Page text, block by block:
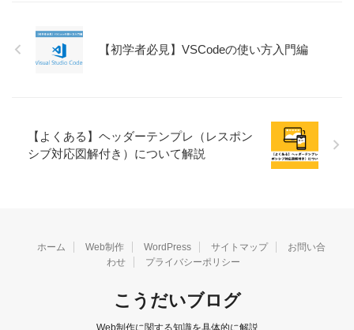
【初学者必見】VSCodeの使い方入門編
【よくある】ヘッダーテンプレ（レスポン
シブ対応図解付き）について解説
ホーム Web制作 WordPress サイトマップ
お問い合
わせ
プライバシーポリシー
こうだいブログ
Web制作に関する知識を具体的に解説